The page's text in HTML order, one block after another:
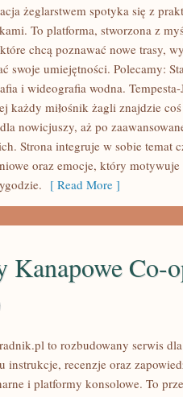
żeglarstwem spotyka się z
To platforma, stworzona z
chcą poznawać nowe trasy,
swoje umiejętności. Polecamy:
i wideografia wodna.
każdy miłośnik żagli znajdzie
nowicjuszy, aż po
Strona integruje w sobie temat
oraz emocje, który
[ Read More ]
Kanapowe Co-
to rozbudowany serwis
instrukcje, recenzje oraz
i platformy konsolowe. To